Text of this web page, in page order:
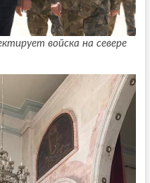
войска на севере